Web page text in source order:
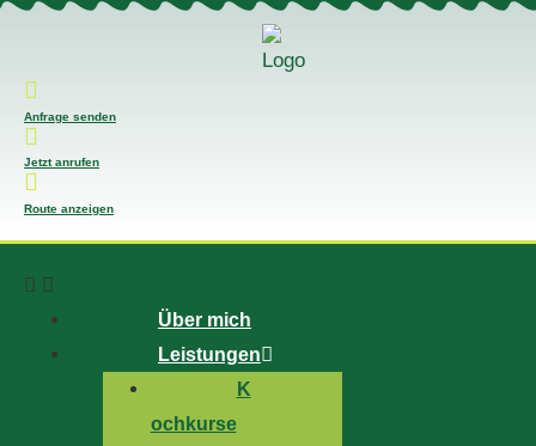
Anfrage senden
Jetzt anrufen
Route anzeigen
Über mich
Leistungen
K
ochkurse